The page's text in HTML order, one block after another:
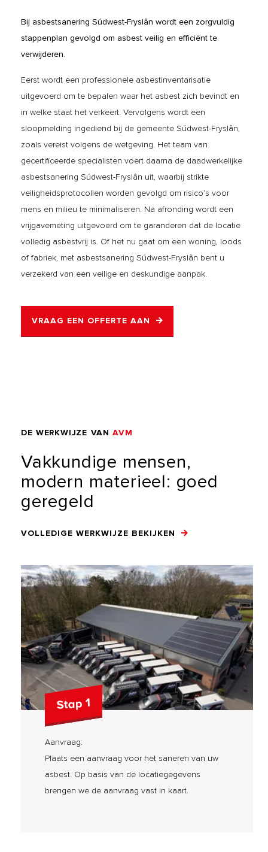
Bij asbestsanering Súdwest-Fryslân wordt een zorgvuldig
stappenplan gevolgd om asbest veilig en efficiënt te
verwijderen.
Eerst wordt een professionele asbestinventarisatie
uitgevoerd om te bepalen waar het asbest zich bevindt en
in welke staat het verkeert. Vervolgens wordt een
sloopmelding ingediend bij de gemeente Súdwest-Fryslân,
zoals vereist volgens de wetgeving. Het team van
gecertificeerde specialisten voert daarna de daadwerkelijke
asbestsanering Súdwest-Fryslân uit, waarbij strikte
veiligheidsprotocollen worden gevolgd om risico’s voor
mens en milieu te minimaliseren. Na afronding wordt een
vrijgavemeting uitgevoerd om te garanderen dat de locatie
volledig asbestvrij is. Of het nu gaat om een woning, loods
of fabriek, met asbestsanering Súdwest-Fryslân bent u
verzekerd van een veilige en deskundige aanpak.
VRAAG EEN OFFERTE AAN
DE WERKWIJZE VAN AVM
Vakkundige mensen,
modern materieel: goed
geregeld
VOLLEDIGE WERKWIJZE BEKIJKEN
Stap 1
Aanvraag:
Plaats een aanvraag voor het saneren van uw
asbest. Op basis van de locatiegegevens
brengen we de aanvraag vast in kaart.